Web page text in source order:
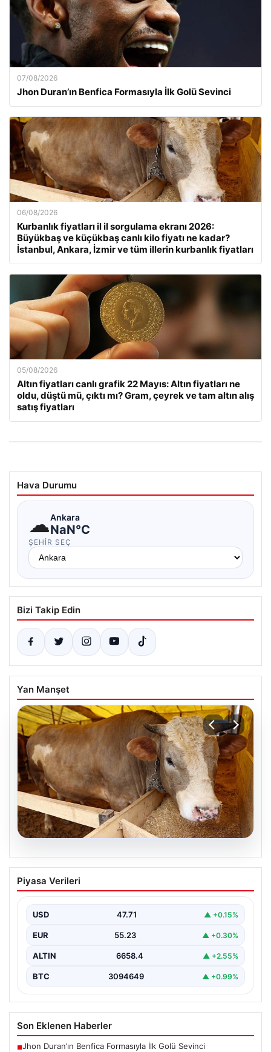
07/08/2026
Jhon Duran’ın Benfica Formasıyla İlk Golü Sevinci
06/08/2026
Kurbanlık fiyatları il il sorgulama ekranı 2026:
Büyükbaş ve küçükbaş canlı kilo fiyatı ne kadar?
İstanbul, Ankara, İzmir ve tüm illerin kurbanlık fiyatları
05/08/2026
Altın fiyatları canlı grafik 22 Mayıs: Altın fiyatları ne
oldu, düştü mü, çıktı mı? Gram, çeyrek ve tam altın alış
satış fiyatları
Hava Durumu
☁Ankara
NaN°C
ŞEHIR SEÇ
Bizi Takip Edin
Yan Manşet
06.08.2026
Kurbanlık fiyatları il il sorgulama ekranı
2026: Büyükbaş ve küçükbaş canlı kilo
ve tüm illerin kurbanlık fiyatları
Piyasa Verileri
USD 47.71 ▲ +0.15%
EUR 55.23 ▲ +0.30%
ALTIN 6658.4 ▲ +2.55%
BTC 3094649 ▲ +0.99%
Son Eklenen Haberler
■Jhon Duran’ın Benfica Formasıyla İlk Golü Sevinci